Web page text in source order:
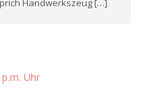
Handwerkszeug […]
Uhr